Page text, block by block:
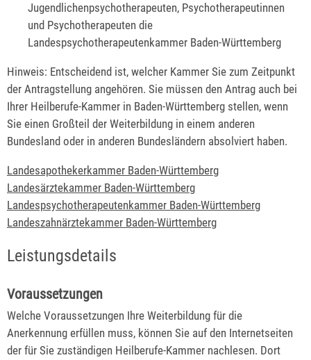
Jugendlichenpsychotherapeuten, Psychotherapeutinnen
und Psychotherapeuten die
Landespsychotherapeutenkammer Baden-Württemberg
Hinweis: Entscheidend ist, welcher Kammer Sie zum Zeitpunkt
der Antragstellung angehören. Sie müssen den Antrag auch bei
Ihrer Heilberufe-Kammer in Baden-Württemberg stellen, wenn
Sie einen Großteil der Weiterbildung in einem anderen
Bundesland oder in anderen Bundesländern absolviert haben.
Landesapothekerkammer Baden-Württemberg
Landesärztekammer Baden-Württemberg
Landespsychotherapeutenkammer Baden-Württemberg
Landeszahnärztekammer Baden-Württemberg
Leistungsdetails
Voraussetzungen
Welche Voraussetzungen Ihre Weiterbildung für die
Anerkennung erfüllen muss, können Sie auf den Internetseiten
der für Sie zuständigen Heilberufe-Kammer nachlesen. Dort